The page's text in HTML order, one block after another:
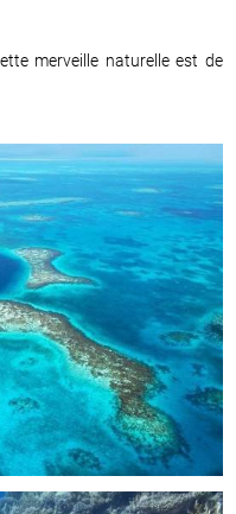
merveille naturelle est de